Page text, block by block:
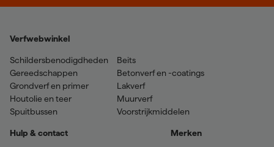
Verfwebwinkel
Schildersbenodigdheden
Gereedschappen
Grondverf en primer
Houtolie en teer
Spuitbussen
Beits
Betonverf en -coatings
Lakverf
Muurverf
Voorstrijkmiddelen
Hulp & contact Merken